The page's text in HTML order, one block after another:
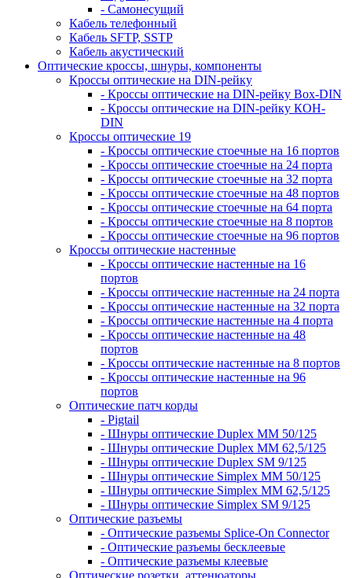
- Самонесущий
Кабель телефонный
Кабель SFTP, SSTP
Кабель акустический
Оптические кроссы, шнуры, компоненты
Кроссы оптические на DIN-рейку
- Кроссы оптические на DIN-рейку Box-DIN
- Кроссы оптические на DIN-рейку КОН-
DIN
Кроссы оптические 19
- Кроссы оптические стоечные на 16 портов
- Кроссы оптические стоечные на 24 порта
- Кроссы оптические стоечные на 32 порта
- Кроссы оптические стоечные на 48 портов
- Кроссы оптические стоечные на 64 порта
- Кроссы оптические стоечные на 8 портов
- Кроссы оптические стоечные на 96 портов
Кроссы оптические настенные
- Кроссы оптические настенные на 16
портов
- Кроссы оптические настенные на 24 порта
- Кроссы оптические настенные на 32 порта
- Кроссы оптические настенные на 4 порта
- Кроссы оптические настенные на 48
портов
- Кроссы оптические настенные на 8 портов
- Кроссы оптические настенные на 96
портов
Оптические патч корды
- Pigtail
- Шнуры оптические Duplex MM 50/125
- Шнуры оптические Duplex MM 62,5/125
- Шнуры оптические Duplex SM 9/125
- Шнуры оптические Simplex MM 50/125
- Шнуры оптические Simplex MM 62,5/125
- Шнуры оптические Simplex SM 9/125
Оптические разъемы
- Оптические разъемы Splice-On Connector
- Оптические разъемы бесклеевые
- Оптические разъемы клеевые
Оптические розетки, аттенюаторы